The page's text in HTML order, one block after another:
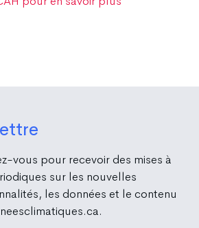
vous pour recevoir des mises à
sur les nouvelles
les données et le contenu